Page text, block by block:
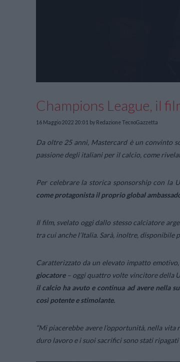
Champions League, il
16 Maggio 2022 20:01 by Redazione TecnoGazzetta
Da oltre 25 anni, Mastercard è un convinto
passione degli italiani per il calcio, come
Per celebrare la storica sponsorship con la
come protagonista il proprio global
Il film, svelato oggi dallo stesso calciatore
tra cui anche l’Italia. Sarà, inoltre, disponibile
Caratterizzato da un elevato impatto
giocatore– oggi quattro volte vincitore della
il calcio ha avuto e continua ad avere nella
così potente e stimolante.
“Mi piacerebbe avere l’opportunità, nella
duro lavoro e i suoi sacrifici sono stati ripagati